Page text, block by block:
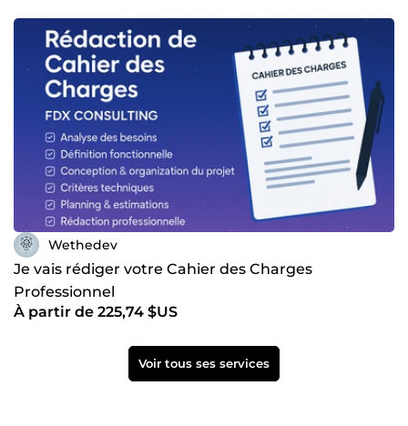
Wethedev
Je vais rédiger votre Cahier des Charges
Professionnel
À partir de 225,74 $US
Voir tous ses services